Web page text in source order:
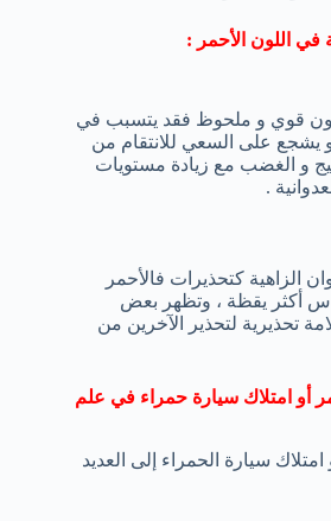
في اللون الأحمر :
لون قوي و ملحوظ فقد يتسبب في
على السعي للانتقام من
و الغضب مع زيادة مستويات
.
الزاهية كتحذيرات فالأحمر
أكثر يقظة ، وتظهر بعض
تحذيرية لتحذير الآخرين من
أو امتلاك سيارة حمراء في علم
امتلاك سيارة الحمراء إلى العديد